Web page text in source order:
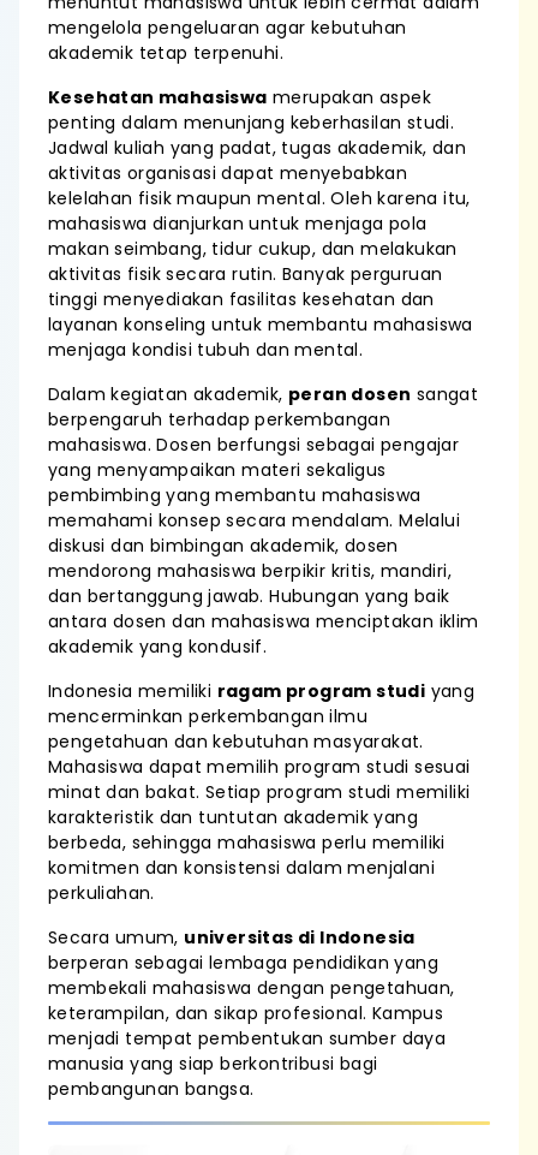
mengelola pengeluaran agar kebutuhan
akademik tetap terpenuhi.
Kesehatan mahasiswa merupakan aspek
penting dalam menunjang keberhasilan studi.
Jadwal kuliah yang padat, tugas akademik, dan
aktivitas organisasi dapat menyebabkan
kelelahan fisik maupun mental. Oleh karena itu,
mahasiswa dianjurkan untuk menjaga pola
makan seimbang, tidur cukup, dan melakukan
aktivitas fisik secara rutin. Banyak perguruan
tinggi menyediakan fasilitas kesehatan dan
layanan konseling untuk membantu mahasiswa
menjaga kondisi tubuh dan mental.
Dalam kegiatan akademik, peran dosen sangat
berpengaruh terhadap perkembangan
mahasiswa. Dosen berfungsi sebagai pengajar
yang menyampaikan materi sekaligus
pembimbing yang membantu mahasiswa
memahami konsep secara mendalam. Melalui
diskusi dan bimbingan akademik, dosen
mendorong mahasiswa berpikir kritis, mandiri,
dan bertanggung jawab. Hubungan yang baik
antara dosen dan mahasiswa menciptakan iklim
akademik yang kondusif.
Indonesia memiliki ragam program studi yang
mencerminkan perkembangan ilmu
pengetahuan dan kebutuhan masyarakat.
Mahasiswa dapat memilih program studi sesuai
minat dan bakat. Setiap program studi memiliki
karakteristik dan tuntutan akademik yang
berbeda, sehingga mahasiswa perlu memiliki
komitmen dan konsistensi dalam menjalani
perkuliahan.
Secara umum, universitas di Indonesia
berperan sebagai lembaga pendidikan yang
membekali mahasiswa dengan pengetahuan,
keterampilan, dan sikap profesional. Kampus
menjadi tempat pembentukan sumber daya
manusia yang siap berkontribusi bagi
pembangunan bangsa.